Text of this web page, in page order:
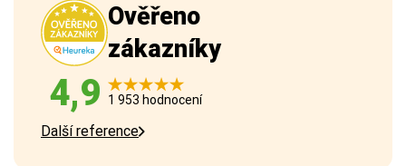
Ověřeno
zákazníky
4,9 1 953 hodnocení
Další reference